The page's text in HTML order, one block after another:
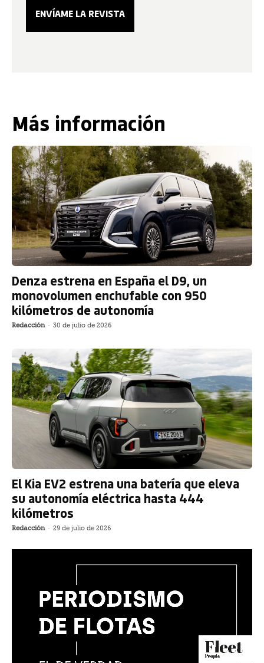
Más información
Denza estrena en España el D9, un
monovolumen enchufable con 950
kilómetros de autonomía
Redacción - 30 de julio de 2026
El Kia EV2 estrena una batería que eleva
su autonomía eléctrica hasta 444
kilómetros
Redacción - 29 de julio de 2026